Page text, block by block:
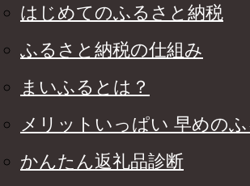
はじめてのふるさと納税
ふるさと納税の仕組み
まいふるとは？
メリットいっぱい 早めの
かんたん返礼品診断